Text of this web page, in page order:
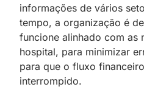
informações de vários
tempo, a organização é
funcione alinhado com as
hospital, para minimizar
para que o fluxo
interrompido.